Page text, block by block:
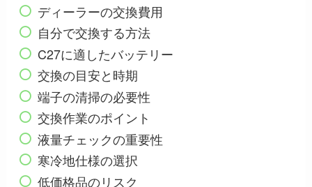
ディーラーの交換費用
自分で交換する方法
C27に適したバッテリー
交換の目安と時期
端子の清掃の必要性
交換作業のポイント
液量チェックの重要性
寒冷地仕様の選択
低価格品のリスク